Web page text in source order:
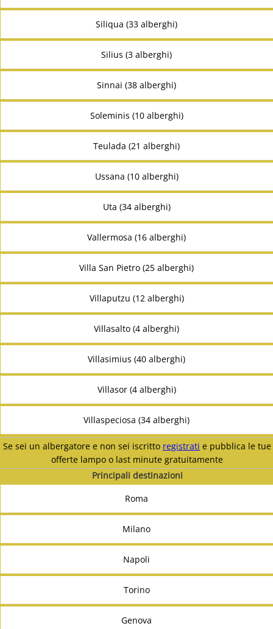
Siliqua (33 alberghi)
Silius (3 alberghi)
Sinnai (38 alberghi)
Soleminis (10 alberghi)
Teulada (21 alberghi)
Ussana (10 alberghi)
Uta (34 alberghi)
Vallermosa (16 alberghi)
Villa San Pietro (25 alberghi)
Villaputzu (12 alberghi)
Villasalto (4 alberghi)
Villasimius (40 alberghi)
Villasor (4 alberghi)
Villaspeciosa (34 alberghi)
Se sei un albergatore e non sei iscritto registrati e pubblica le tue
offerte lampo o last minute gratuitamente
Principali destinazioni
Roma
Milano
Napoli
Torino
Genova